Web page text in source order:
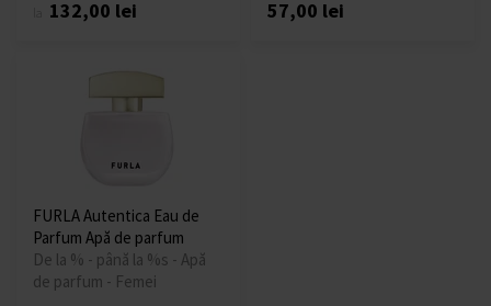
132,00 lei 57,00 lei
FURLA Autentica Eau de
Parfum Apă de parfum
De la % - până la %s - Apă
de parfum - Femei